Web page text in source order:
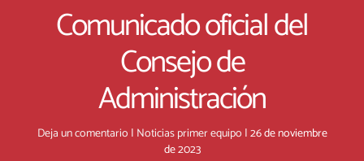
Comunicado oficial del
Consejo de
Administración
Deja un comentario | Noticias primer equipo |26 de noviembre
de 2023